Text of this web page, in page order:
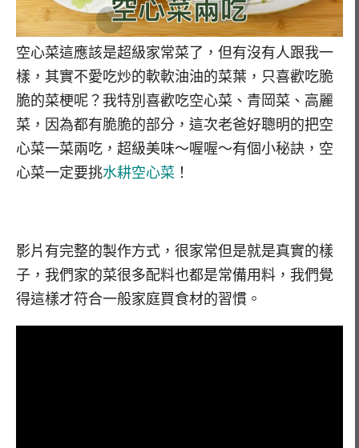
空心菜這應該是超級家常菜了，但有沒有人跟我一
樣，其實不愛吃炒的軟軟油油的菜葉，只喜歡吃脆
脆的菜梗呢？我特別喜歡吃空心菜、青岡菜、高麗
菜，因為都有脆脆的部分，這次老爸好聰明的把空
心菜一菜兩吃，超級美味～喔喔～有個小秘訣，空
心菜一定要挑水耕空心菜 ！
影片有完整的製作方式，很家常但是就是真實的樣
子，我們家的菜很多配料也都是常備用料，我們覺
得這樣才符合一般家庭買食材的習慣。